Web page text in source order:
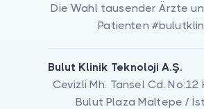
Die Wahl tausender Ärzte
Patienten
Bulut Klinik Teknoloji A.Ş.
Cevizli Mh. Tansel Cd. No:12
Bulut Plaza Maltepe /